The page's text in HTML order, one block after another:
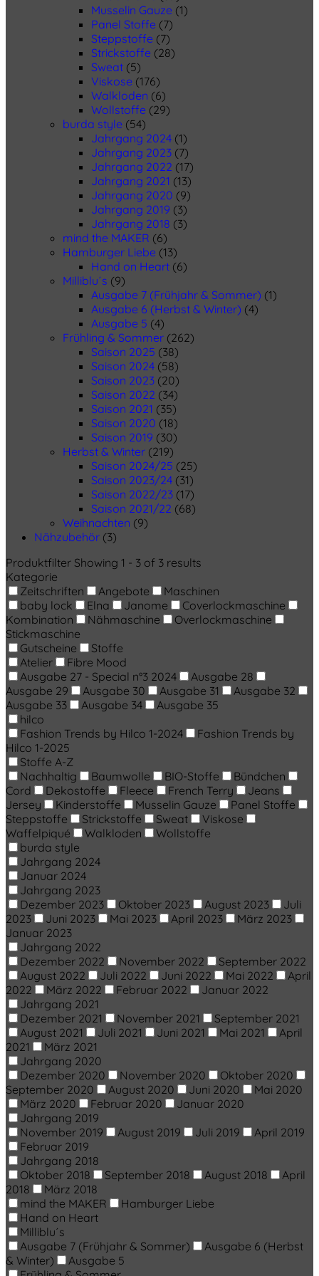
Musselin Gauze (1)
Panel Stoffe (7)
Steppstoffe (7)
Strickstoffe (28)
Sweat (5)
Viskose (176)
Walkloden (6)
Wollstoffe (29)
burda style (54)
Jahrgang 2024 (1)
Jahrgang 2023 (7)
Jahrgang 2022 (17)
Jahrgang 2021 (13)
Jahrgang 2020 (9)
Jahrgang 2019 (3)
Jahrgang 2018 (3)
mind the MAKER (6)
Hamburger Liebe (13)
Hand on Heart (6)
Milliblu´s (9)
Ausgabe 7 (Frühjahr & Sommer) (1)
Ausgabe 6 (Herbst & Winter) (4)
Ausgabe 5 (4)
Frühling & Sommer (262)
Saison 2025 (38)
Saison 2024 (58)
Saison 2023 (20)
Saison 2022 (34)
Saison 2021 (35)
Saison 2020 (18)
Saison 2019 (30)
Herbst & Winter (219)
Saison 2024/25 (25)
Saison 2023/24 (31)
Saison 2022/23 (17)
Saison 2021/22 (68)
Weihnachten (9)
Nähzubehör (3)
Produktfilter Showing 1 - 3 of 3 results
Kategorie
Zeitschriften
Angebote
Maschinen
baby lock
Elna Janome
Coverlockmaschine
Kombination
Nähmaschine
Overlockmaschine
Stickmaschine
Gutscheine
Stoffe
Atelier
Fibre Mood
Ausgabe 27 - Special n°3 2024
Ausgabe 28
Ausgabe 29
Ausgabe 30 Ausgabe 31
Ausgabe 32
Ausgabe 33
Ausgabe 34
Ausgabe 35
hilco
Fashion Trends by Hilco 1-2024
Fashion Trends by
Hilco 1-2025
Stoffe A-Z
Nachhaltig
Baumwolle BIO-Stoffe
Bündchen
Cord
Dekostoffe Fleece French Terry
Jeans
Jersey
Kinderstoffe Musselin Gauze
Panel Stoffe
Steppstoffe
Strickstoffe Sweat
Viskose
Waffelpiqué
Walkloden
Wollstoffe
burda style
Jahrgang 2024
Januar 2024
Jahrgang 2023
Dezember 2023
Oktober 2023 August 2023
Juli
2023
Juni 2023 Mai 2023 April 2023
März 2023
Januar 2023
Jahrgang 2022
Dezember 2022
November 2022
September 2022
August 2022
Juli 2022 Juni 2022 Mai 2022
April
2022
März 2022 Februar 2022
Januar 2022
Jahrgang 2021
Dezember 2021
November 2021
September 2021
August 2021
Juli 2021 Juni 2021 Mai 2021
April
2021
März 2021
Jahrgang 2020
Dezember 2020
November 2020
Oktober 2020
September 2020
August 2020 Juni 2020
Mai 2020
März 2020
Februar 2020
Januar 2020
Jahrgang 2019
November 2019
August 2019 Juli 2019
April 2019
Februar 2019
Jahrgang 2018
Oktober 2018
September 2018 August 2018
April
2018
März 2018
mind the MAKER
Hamburger Liebe
Hand on Heart
Milliblu´s
Ausgabe 7 (Frühjahr & Sommer)
Ausgabe 6 (Herbst
& Winter)
Ausgabe 5